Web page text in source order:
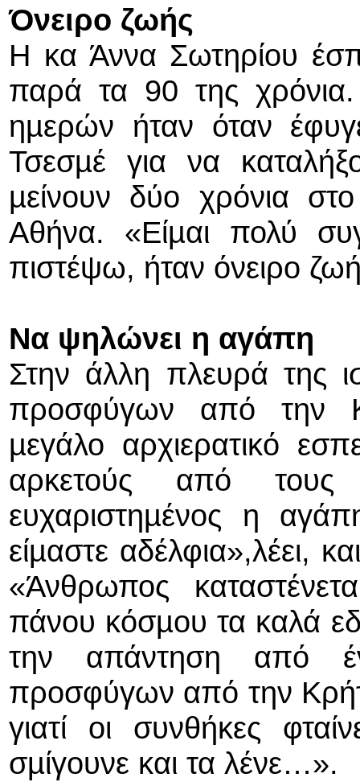
Όνειρο ζωής
Η κα Άννα Σωτηρίου
παρά τα 90 της
ηµερών ήταν όταν
Τσεσµέ για να
µείνουν δύο χρόνια
Αθήνα. «Είµαι πολύ
πιστέψω, ήταν όνειρο
Να ψηλώνει η αγάπη
Στην άλλη πλευρά της
προσφύγων από την
µεγάλο αρχιερατικό
αρκετούς από τους
ευχαριστηµένος η
είµαστε αδέλφια»,λέει,
«Άνθρωπος
πάνου κόσµου τα καλά
την απάντηση από
προσφύγων από την
γιατί οι συνθήκες
σµίγουνε και τα λένε…».